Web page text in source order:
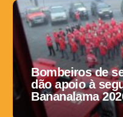
Bombeiros de
dão apoio à
Bananalama